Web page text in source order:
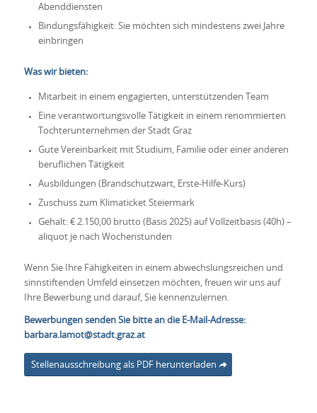
Abenddiensten
Bindungsfähigkeit: Sie möchten sich mindestens zwei Jahre
einbringen
Was wir bieten:
Mitarbeit in einem engagierten, unterstützenden Team
Eine verantwortungsvolle Tätigkeit in einem renommierten
Tochterunternehmen der Stadt Graz
Gute Vereinbarkeit mit Studium, Familie oder einer anderen
beruflichen Tätigkeit
Ausbildungen (Brandschutzwart, Erste-Hilfe-Kurs)
Zuschuss zum Klimaticket Steiermark
Gehalt: € 2.150,00 brutto (Basis 2025) auf Vollzeitbasis (40h) –
aliquot je nach Wochenstunden
Wenn Sie Ihre Fähigkeiten in einem abwechslungsreichen und
sinnstiftenden Umfeld einsetzen möchten, freuen wir uns auf
Ihre Bewerbung und darauf, Sie kennenzulernen.
Bewerbungen senden Sie bitte an die E-Mail-Adresse:
barbara.lamot@stadt.graz.at
Stellenausschreibung als PDF herunterladen